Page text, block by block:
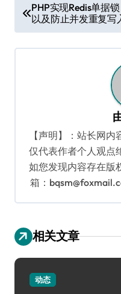
章
导
PHP实现Redis单据锁
以及防止并发重复写
【声明】：站长网
仅代表作者个人观点
如您发现内容存在版
箱：
相关文章
动态